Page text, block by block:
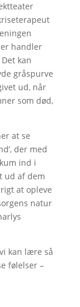
handler
kan
gråspurve
ud, når
som død,
at se
der med
ind i
ud af dem
at opleve
natur
kan lære så
følelser –